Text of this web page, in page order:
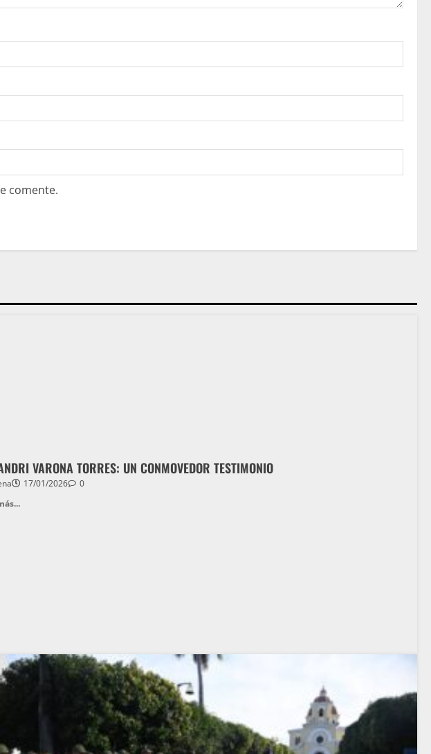
comente.
VARONA TORRES: UN CONMOVEDOR TESTIMONIO
17/01/2026
0